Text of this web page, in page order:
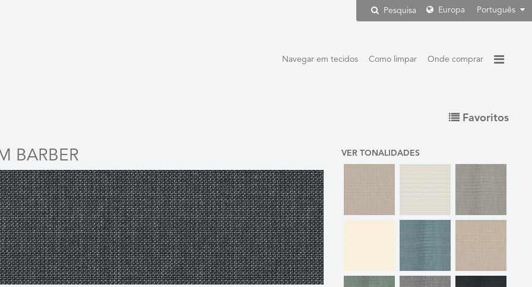
Pesquisa Europa Português
Navegar em tecidos Como limpar Onde comprar
Favoritos
BARBER VER TONALIDADES